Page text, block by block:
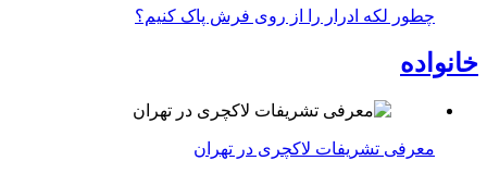
چطور لکه ادرار را از روی فرش پاک کنیم؟
خانواده
معرفی تشریفات لاکچری در تهران